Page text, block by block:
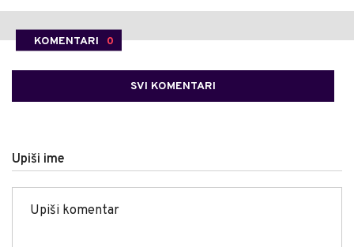
KOMENTARI 0
SVI KOMENTARI
Upiši ime